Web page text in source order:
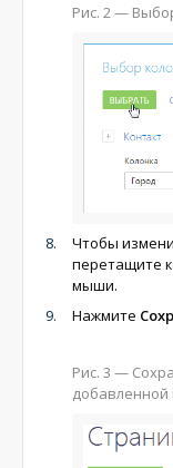
Рис. 2—
Чтобы
перетащите
мыши.
Нажмите
Рис. 3 —
добавленной